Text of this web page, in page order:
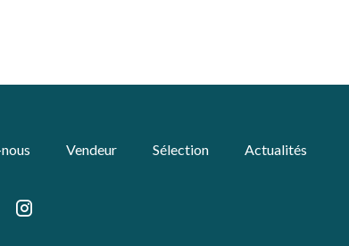
Vendeur Sélection Actualités